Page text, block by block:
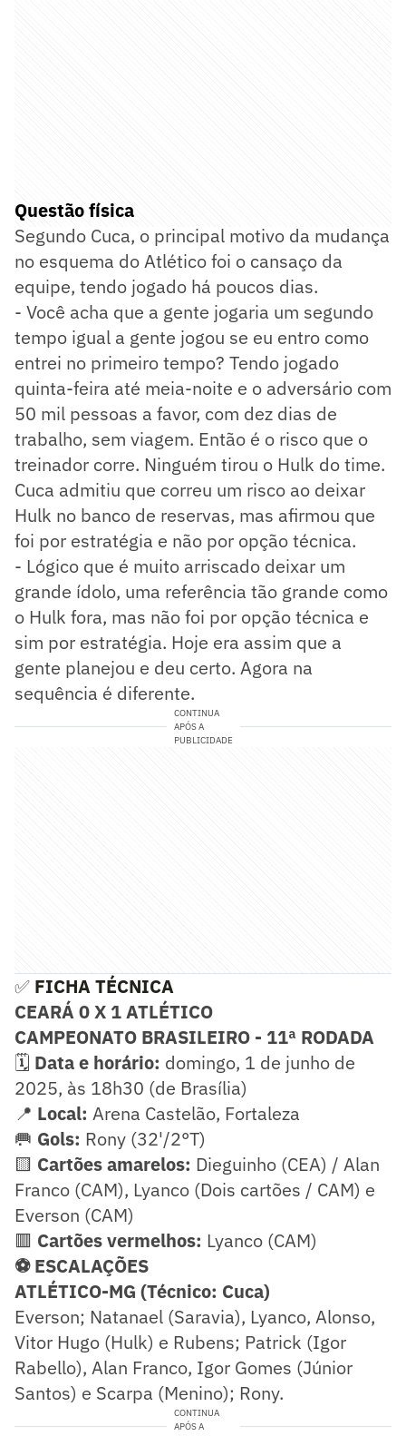
Questão física
Segundo Cuca, o principal motivo da mudança
no esquema do Atlético foi o cansaço da
equipe, tendo jogado há poucos dias.
- Você acha que a gente jogaria um segundo
tempo igual a gente jogou se eu entro como
entrei no primeiro tempo? Tendo jogado
quinta-feira até meia-noite e o adversário com
50 mil pessoas a favor, com dez dias de
trabalho, sem viagem. Então é o risco que o
treinador corre. Ninguém tirou o Hulk do time.
Cuca admitiu que correu um risco ao deixar
Hulk no banco de reservas, mas afirmou que
foi por estratégia e não por opção técnica.
- Lógico que é muito arriscado deixar um
grande ídolo, uma referência tão grande como
o Hulk fora, mas não foi por opção técnica e
sim por estratégia. Hoje era assim que a
gente planejou e deu certo. Agora na
sequência é diferente.
CONTINUA
APÓS A
PUBLICIDADE
✅ FICHA TÉCNICA
CEARÁ 0 X 1 ATLÉTICO
CAMPEONATO BRASILEIRO - 11ª RODADA
🗓️ Data e horário: domingo, 1 de junho de
2025, às 18h30 (de Brasília)
📍 Local: Arena Castelão, Fortaleza
🥅 Gols: Rony (32'/2°T)
🟨 Cartões amarelos: Dieguinho (CEA) / Alan
Franco (CAM), Lyanco (Dois cartões / CAM) e
Everson (CAM)
🟥 Cartões vermelhos: Lyanco (CAM)
⚽ ESCALAÇÕES
ATLÉTICO-MG (Técnico: Cuca)
Everson; Natanael (Saravia), Lyanco, Alonso,
Vitor Hugo (Hulk) e Rubens; Patrick (Igor
Rabello), Alan Franco, Igor Gomes (Júnior
Santos) e Scarpa (Menino); Rony.
CONTINUA
APÓS A